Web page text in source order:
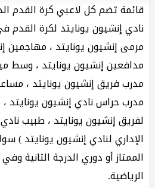
قائمة تضم كل لاعبي كرة القدم
نادي إنشيون يونايتد لكرة القدم
مرمى إنشيون يونايتد ، مهاجمين
مدافعين إنشيون يونايتد ، وسط
مدرب فريق إنشيون يونايتد ،
مدرب حراس نادي إنشيون يونايتد ،
لفريق إنشيون يونايتد ، طبيب
الإداري لنادي إنشيون يونايتد )
الممتاز أو دوري الدرجة الثانية
الرياضية.